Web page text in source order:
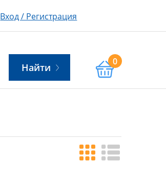
Вход / Регистрация
Найти 0